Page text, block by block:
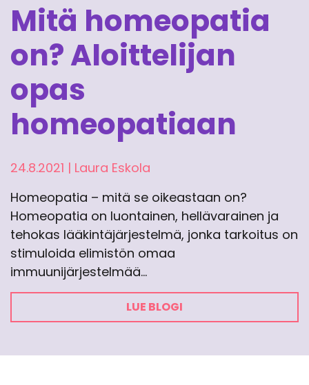
Mitä homeopatia
on? Aloittelijan
opas
homeopatiaan
24.8.2021 | Laura Eskola
Homeopatia – mitä se oikeastaan on?
Homeopatia on luontainen, hellävarainen ja
tehokas lääkintäjärjestelmä, jonka tarkoitus on
stimuloida elimistön omaa
immuunijärjestelmää…
LUE BLOGI